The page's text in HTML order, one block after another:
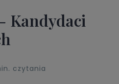
Kandydaci
czytania